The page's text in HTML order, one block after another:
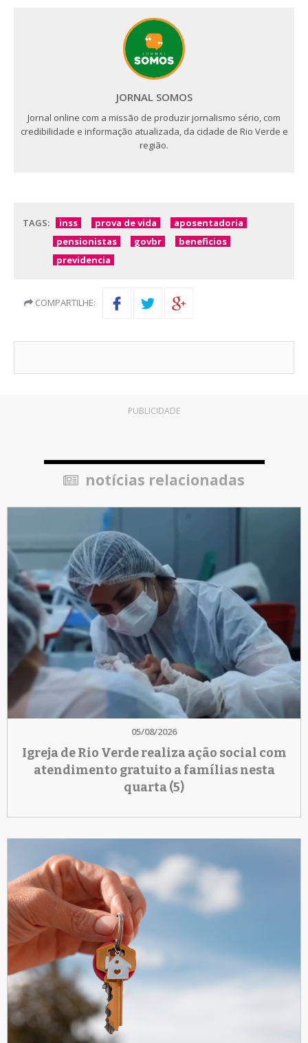
JORNAL SOMOS
Jornal online com a missão de produzir jornalismo sério, com
credibilidade e informação atualizada, da cidade de Rio Verde e
região.
TAGS: inss prova de vida
aposentadoria
pensionistas
govbr
beneficios
previdencia
COMPARTILHE:
PUBLICIDADE
notícias relacionadas
05/08/2026
Igreja de Rio Verde realiza ação social com
atendimento gratuito a famílias nesta
quarta (5)